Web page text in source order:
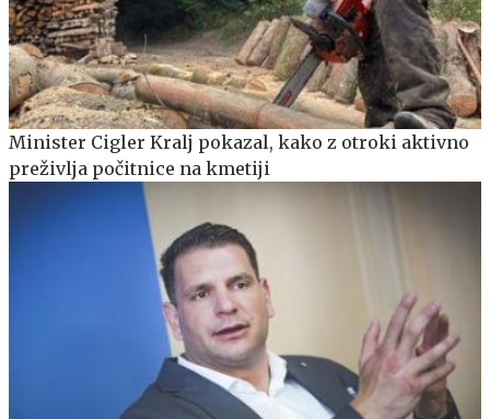
Minister Cigler Kralj pokazal, kako z otroki aktivno
preživlja počitnice na kmetiji